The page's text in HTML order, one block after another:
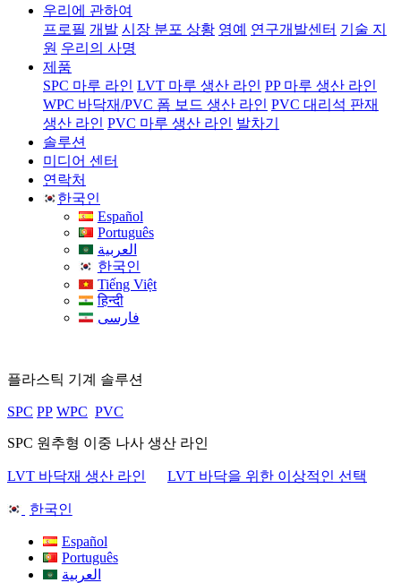
우리에 관하여
프로필 개발 시장 분포 상황 영예 연구개발센터 기술 지
원 우리의 사명
제품
SPC 마루 라인 LVT 마루 생산 라인 PP 마루 생산 라인
WPC 바닥재/PVC 폼 보드 생산 라인 PVC 대리석 판재
생산 라인 PVC 마루 생산 라인 발차기
솔루션
미디어 센터
연락처
한국인
Español
Português
العربية
한국인
Tiếng Việt
हिन्दी
فارسی
플라스틱 기계 솔루션
SPC PP WPC PVC
SPC 원추형 이중 나사 생산 라인
LVT 바닥재 생산 라인 LVT 바닥을 위한 이상적인 선택
한국인
Español
Português
العربية